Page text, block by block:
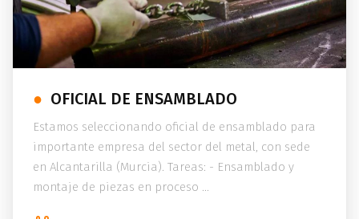
OFICIAL DE ENSAMBLADO
Estamos seleccionando oficial de ensamblado para
importante empresa del sector del metal, con sede
en Alcantarilla (Murcia). Tareas: - Ensamblado y
montaje de piezas en proceso ...